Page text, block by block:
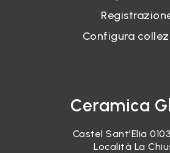
Configura
Ceramica
Castel Sant’Elia
Località La